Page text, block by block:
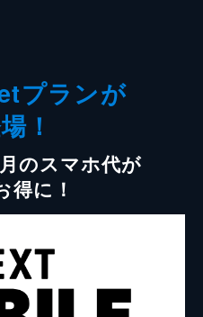
プランが
！
のスマホ代が
得に！